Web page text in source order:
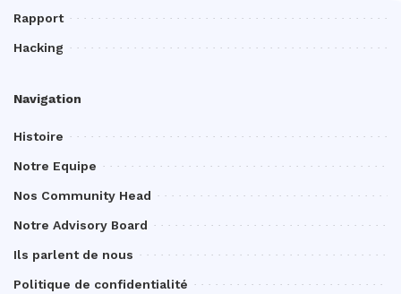
Rapport
Hacking
Navigation
Histoire
Notre Equipe
Nos Community Head
Notre Advisory Board
Ils parlent de nous
Politique de confidentialité